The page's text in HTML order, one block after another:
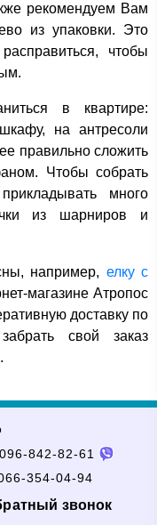
рекомендуем Вам
из упаковки. Это
чтобы
в квартире:
на антресоли
правильно сложить
Чтобы собрать
много
из шарниров и
например, елку с
магазине Атропос
доставку по
свой заказ
096-842-82-61
354-04-94
звонок